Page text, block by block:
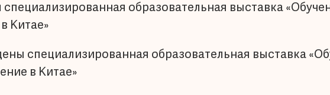
образовательная выставка
Китае»
специализированная образовательная выставка
в Китае»